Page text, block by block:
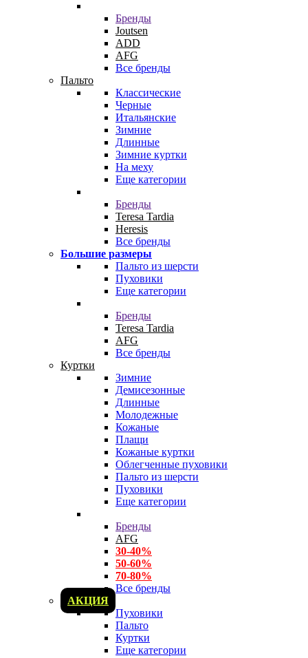
Бренды
Joutsen
ADD
AFG
Все бренды
Пальто
Классические
Черные
Итальянские
Зимние
Длинные
Зимние куртки
На меху
Еще категории
Бренды
Teresa Tardia
Heresis
Все бренды
Большие размеры
Пальто из шерсти
Пуховики
Еще категории
Бренды
Teresa Tardia
AFG
Все бренды
Куртки
Зимние
Демисезонные
Длинные
Молодежные
Кожаные
Плащи
Кожаные куртки
Облегченные пуховики
Пальто из шерсти
Пуховики
Еще категории
Бренды
AFG
30-40%
50-60%
70-80%
Все бренды
АКЦИЯ
Пуховики
Пальто
Куртки
Еще категории